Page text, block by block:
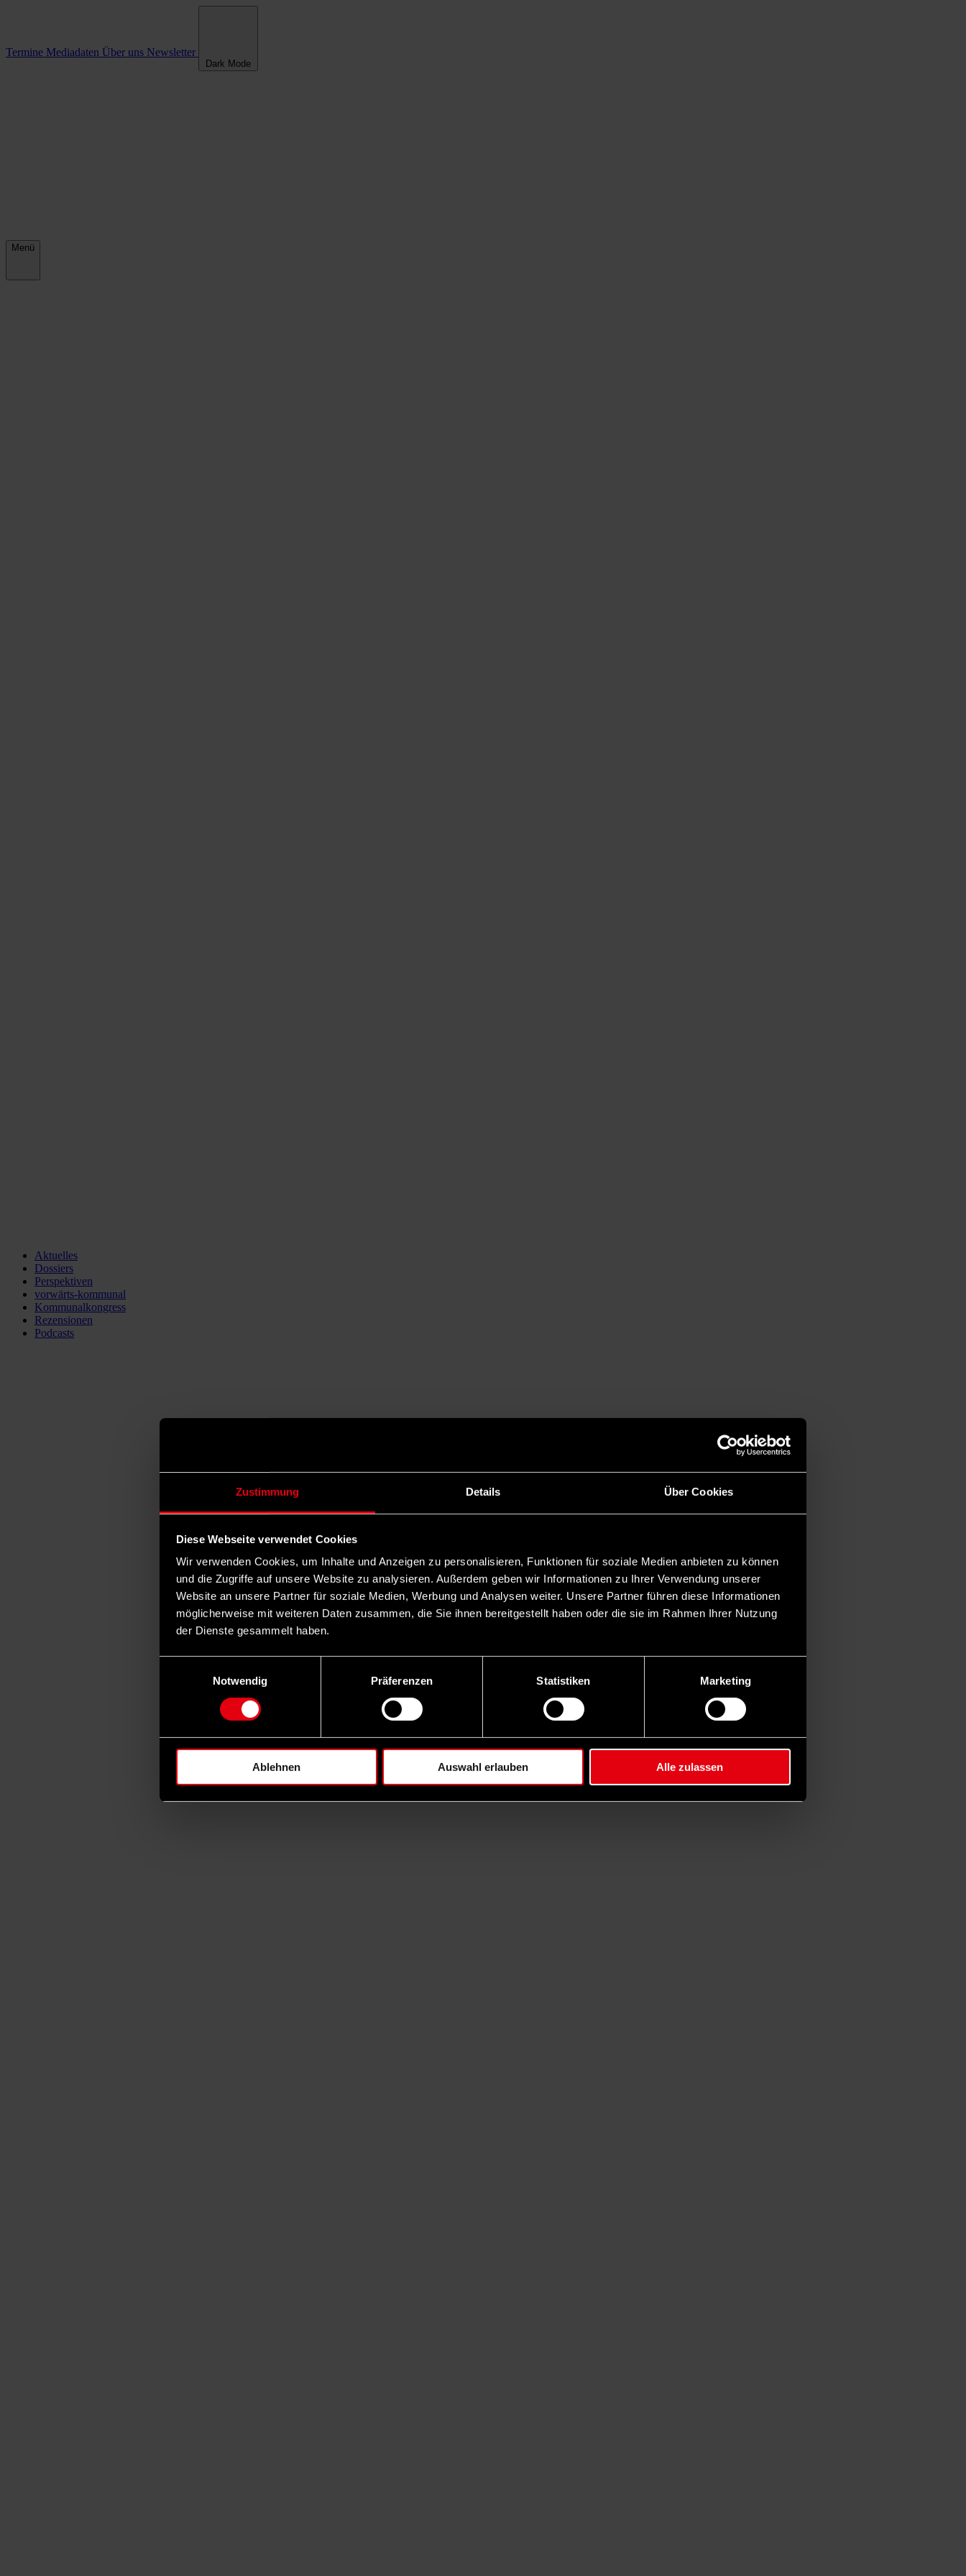
Zustimmung Details Über Cookies
Diese Webseite verwendet Cookies
Wir verwenden Cookies, um Inhalte und Anzeigen zu personalisieren, Funktionen für soziale Medien anbieten zu können
und die Zugriffe auf unsere Website zu analysieren. Außerdem geben wir Informationen zu Ihrer Verwendung unserer
Website an unsere Partner für soziale Medien, Werbung und Analysen weiter. Unsere Partner führen diese Informationen
möglicherweise mit weiteren Daten zusammen, die Sie ihnen bereitgestellt haben oder die sie im Rahmen Ihrer Nutzung
der Dienste gesammelt haben.
Notwendig
Präferenzen Statistiken Marketing
Ablehnen Auswahl erlauben Alle zulassen
Termine Mediadaten Über uns Newsletter
Dark Mode
Menü
Aktuelles
Dossiers
Perspektiven
vorwärts-kommunal
Kommunalkongress
Rezensionen
Podcasts